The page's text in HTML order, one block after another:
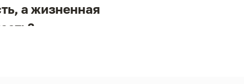
а жизненная